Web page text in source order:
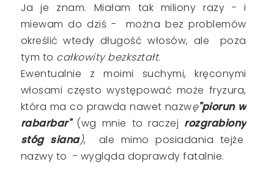
Ja je znam. Miałam tak miliony razy - i
miewam do dziś - można bez problemów
określić wtedy długość włosów, ale poza
tym to całkowity bezkształt.
Ewentualnie z moimi suchymi, kręconymi
włosami często występować może fryzura,
która ma co prawda nawet nazwę"piorun w
rabarbar"(wg mnie to raczej rozgrabiony
stóg siana), ale mimo posiadania tejże
nazwy to - wygląda doprawdy fatalnie.